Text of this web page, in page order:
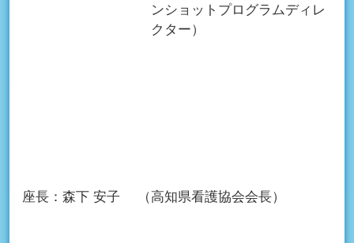
ンショットプログラムディレ
クター）
座長： 森下 安子 （高知県看護協会会長）